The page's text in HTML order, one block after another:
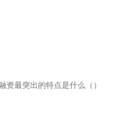
资最突出的特点是什么（）